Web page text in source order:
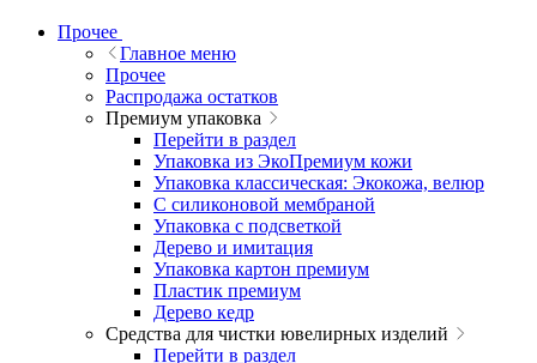
Прочее
Главное меню
Прочее
Распродажа остатков
Премиум упаковка
Перейти в раздел
Упаковка из ЭкоПремиум кожи
Упаковка классическая: Экокожа, велюр
С силиконовой мембраной
Упаковка с подсветкой
Дерево и имитация
Упаковка картон премиум
Пластик премиум
Дерево кедр
Средства для чистки ювелирных изделий
Перейти в раздел